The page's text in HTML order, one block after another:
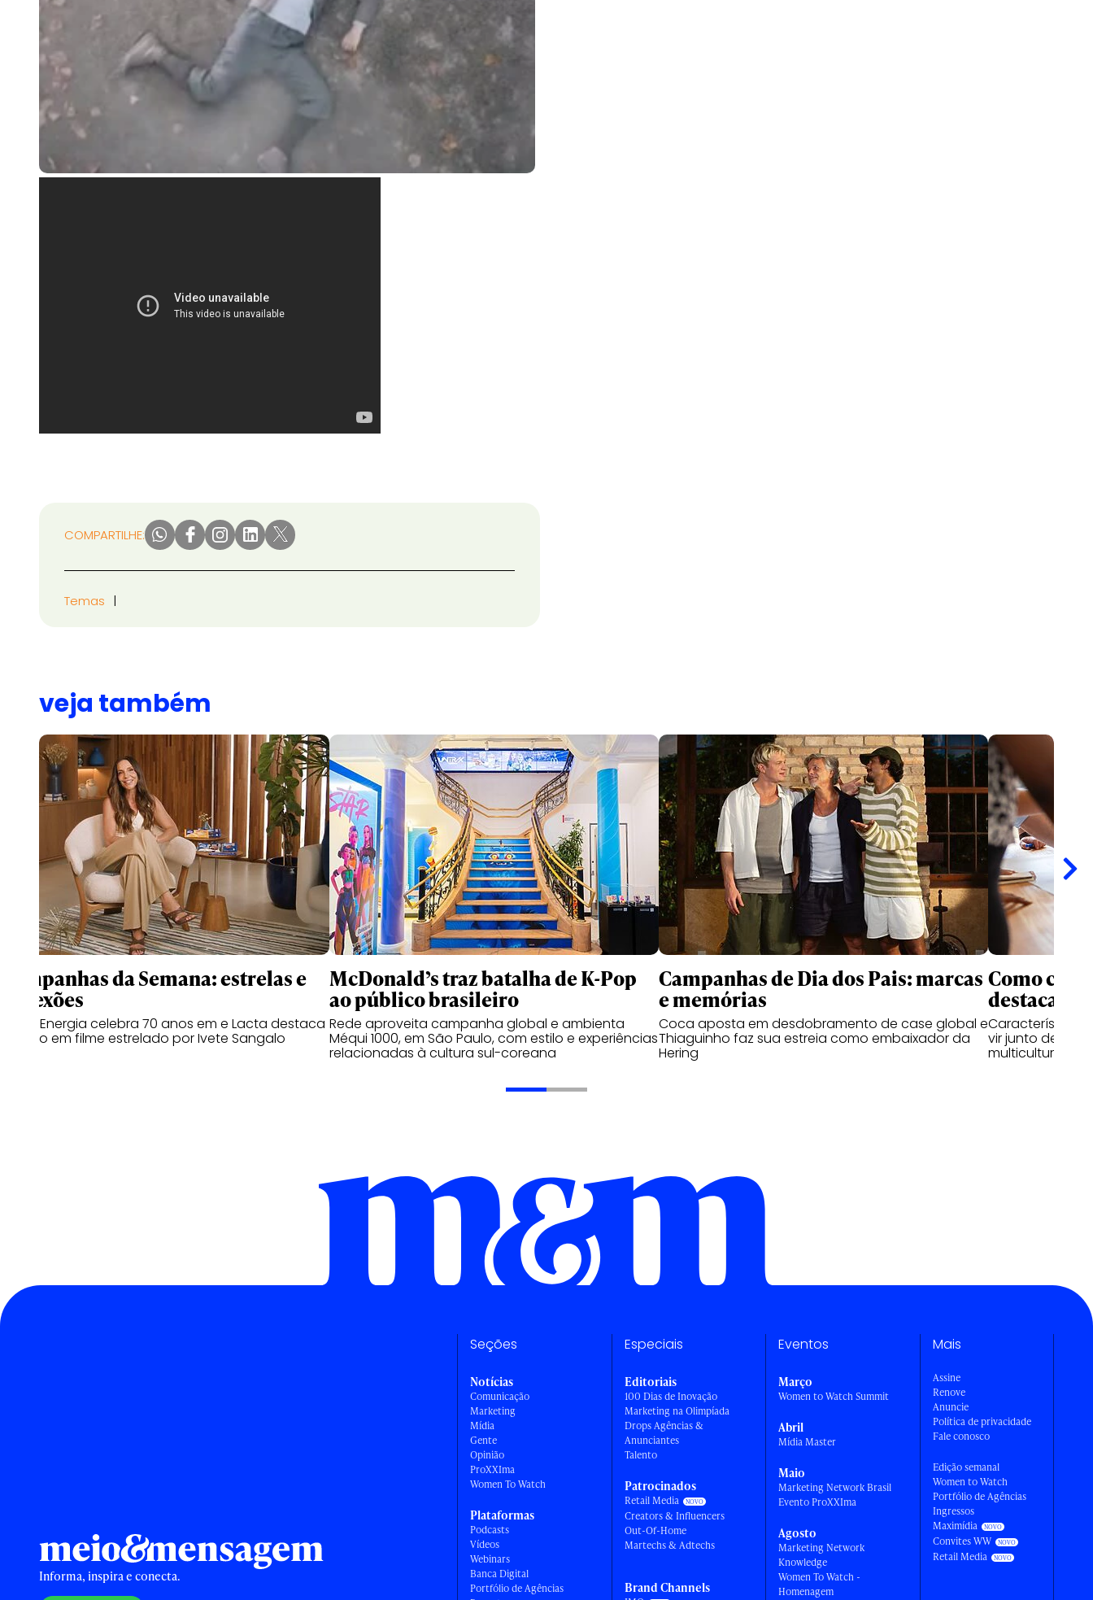
COMPARTILHE:
Temas
veja também
Campanhas da Semana: estrelas e
conexões
Copa Energia celebra 70 anos em e Lacta destaca
o afeto em filme estrelado por Ivete Sangalo
McDonald’s traz batalha de K-Pop
ao público brasileiro
Rede aproveita campanha global e ambienta
Méqui 1000, em São Paulo, com estilo e experiências
relacionadas à cultura sul-coreana
Campanhas de Dia dos Pais: marcas
e memórias
Coca aposta em desdobramento de case global e
Thiaguinho faz sua estreia como embaixador da
Hering
Como
destacam
Características
vir junto de
multiculturais
Informa, inspira e conecta.
Seções
Notícias
Comunicação
Marketing
Mídia
Gente
Opinião
ProXXIma
Women To Watch
Plataformas
Podcasts
Vídeos
Webinars
Banca Digital
Portfólio de Agências
Especiais
Editoriais
100 Dias de Inovação
Marketing na Olimpíada
Drops Agências &
Anunciantes
Talento
Patrocinados
Retail Media
Creators & Influencers
Out-Of-Home
Martechs & Adtechs
Brand Channels
Eventos
Março
Women to Watch Summit
Abril
Mídia Master
Maio
Marketing Network Brasil
Evento ProXXIma
Agosto
Marketing Network
Knowledge
Women To Watch -
Homenagem
Mais
Assine
Renove
Anuncie
Política de privacidade
Fale conosco
Edição semanal
Women to Watch
Portfólio de Agências
Ingressos
Maximídia
Convites WW
Retail Media